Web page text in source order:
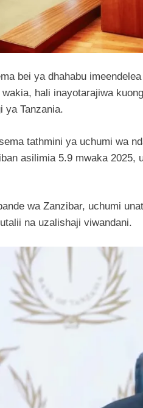
bei ya dhahabu
hali inayotarajiwa
ya Tanzania.
tathmini ya uchumi wa
asilimia 5.9 mwaka
wa Zanzibar, uchumi
na uzalishaji viwandani.